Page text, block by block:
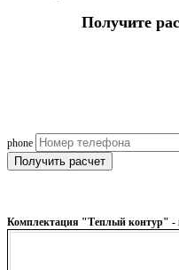
Получите
phone
Получить расчет
Комплектация "Теплый контур" -